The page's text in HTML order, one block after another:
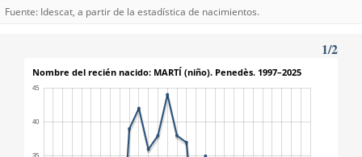
Fuente: Idescat, a partir de la estadística de nacimientos.